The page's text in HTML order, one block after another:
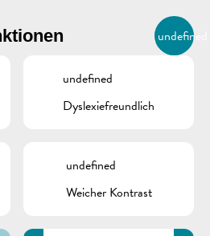
DE
BIERGER.REMICH.LU
undefined
undefined
Dyslexiefreundlich
undefined
Weicher Kontrast